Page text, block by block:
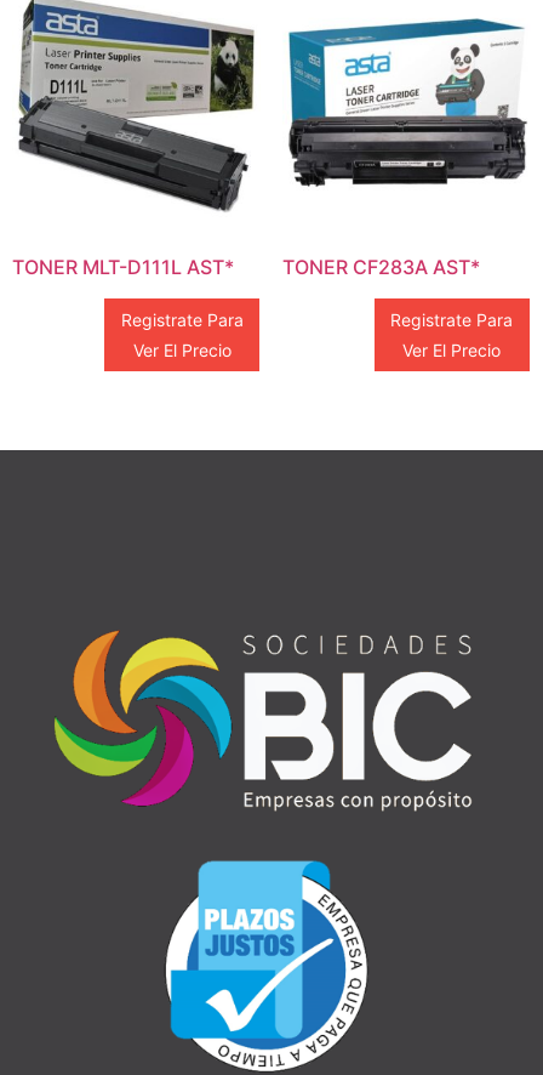
TONER MLT-D111L AST*
Registrate Para
Ver El Precio
TONER CF283A AST*
Registrate Para
Ver El Precio